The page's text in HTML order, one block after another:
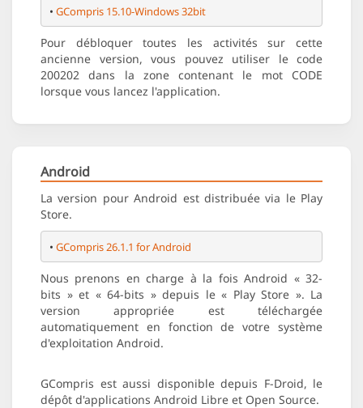
• GCompris 15.10-Windows 32bit
Pour débloquer toutes les activités sur cette
ancienne version, vous pouvez utiliser le code
200202 dans la zone contenant le mot CODE
lorsque vous lancez l'application.
Android
La version pour Android est distribuée via le Play
Store.
• GCompris 26.1.1 for Android
Nous prenons en charge à la fois Android « 32-
bits » et « 64-bits » depuis le « Play Store ». La
version appropriée est téléchargée
automatiquement en fonction de votre système
d'exploitation Android.
GCompris est aussi disponible depuis F-Droid, le
dépôt d'applications Android Libre et Open Source.